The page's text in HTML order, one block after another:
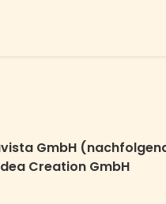
GmbH
Creation GmbH